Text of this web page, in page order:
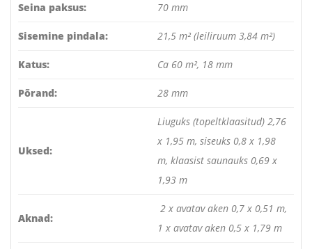
Seina paksus: 70 mm
Sisemine pindala: 21,5 m² (leiliruum 3,84 m²)
Katus: Ca 60 m², 18 mm
Põrand: 28 mm
Uksed:
Liuguks (topeltklaasitud) 2,76
x 1,95 m, siseuks 0,8 x 1,98
m, klaasist saunauks 0,69 x
1,93 m
Aknad:
2 x avatav aken 0,7 x 0,51 m,
1 x avatav aken 0,5 x 1,79 m